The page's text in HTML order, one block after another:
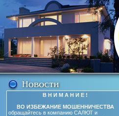
В Н И М А Н И Е !
ВО ИЗБЕЖАНИЕ МОШЕННИЧЕСТВА
обращайтесь в компанию САЛЮТ и